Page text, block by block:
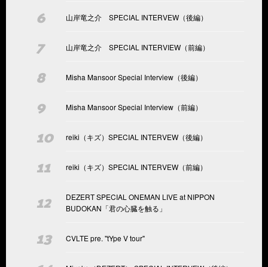
山岸竜之介 SPECIAL INTERVEW（後編）
山岸竜之介 SPECIAL INTERVIEW（前編）
Misha Mansoor Special Interview（後編）
Misha Mansoor Special Interview（前編）
reiki（キズ）SPECIAL INTERVEW（後編）
reiki（キズ）SPECIAL INTERVEW（前編）
DEZERT SPECIAL ONEMAN LIVE at NIPPON
BUDOKAN「君の心臓を触る」
CVLTE pre. "tYpe V tour"